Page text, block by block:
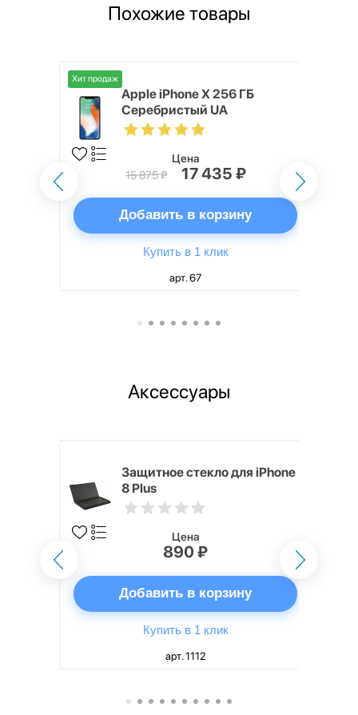
Похожие товары
Хит продаж
Apple iPhone X 256 ГБ
Серебристый UA
Цена
15 875 ₽
17 435 ₽
Добавить в корзину
Купить в 1 клик
арт. 67
Аксессуары
Защитное стекло для iPhone
8 Plus
Цена
890 ₽
Добавить в корзину
Купить в 1 клик
арт. 1112